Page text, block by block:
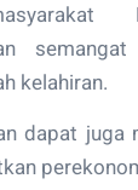
kelahiran.
dapat juga